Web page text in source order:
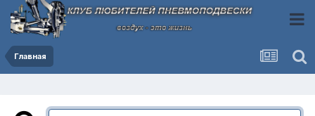
Главная